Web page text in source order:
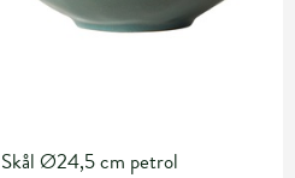
Skål Ø24,5 cm petrol